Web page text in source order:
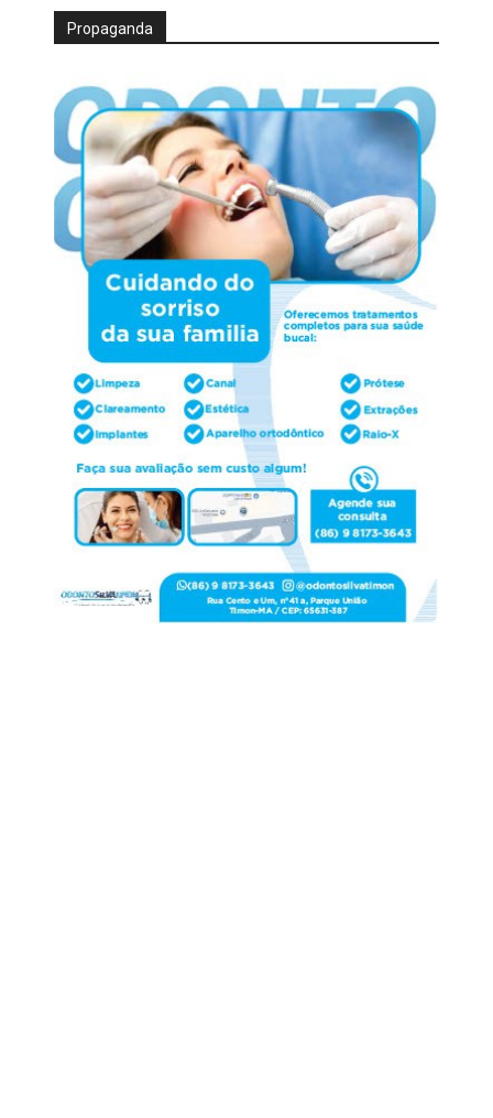
Propaganda